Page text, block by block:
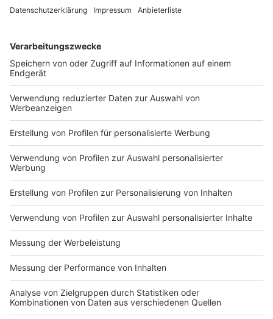
KONTAKT UND IMPRESSUM
AGB
DATENSCHUTZ
MEDIADATEN BRIEFING (PDF)
MEDIADATEN PRINT (PDF)
MEDIADATEN NEWS-WEBSITE (PDF)
ALLE COMPUTERWORLD BRIEFINGS
STELLENMARKT
COOKIE-MANAGER